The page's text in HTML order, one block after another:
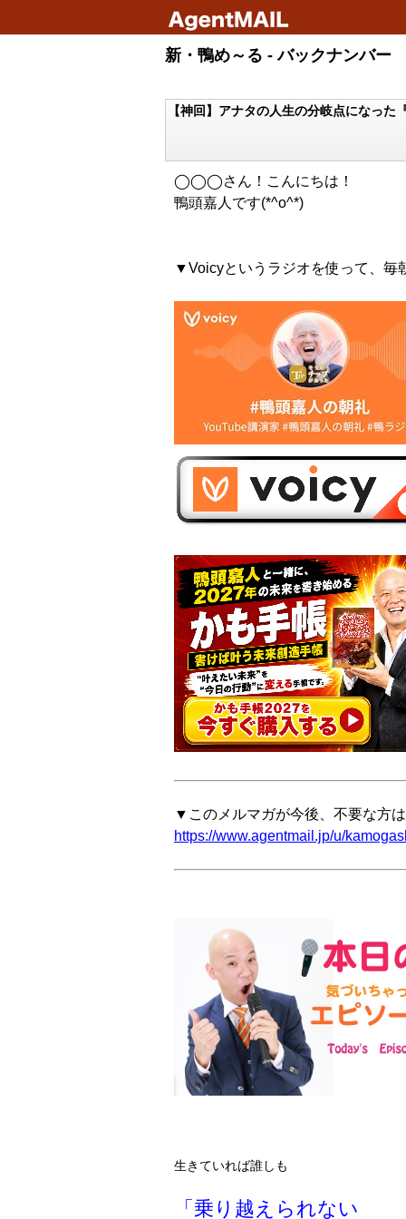
新・鴨め～る - バックナンバー
【神回】アナタの人生の分岐点になった
◯◯◯さん！こんにちは！
鴨頭嘉人です(*^o^*)
▼Voicyというラジオを使って、毎
▼このメルマガが今後、不要な方
https://www.agentmail.jp/u/
生きていれば誰しも
「乗り越えられない